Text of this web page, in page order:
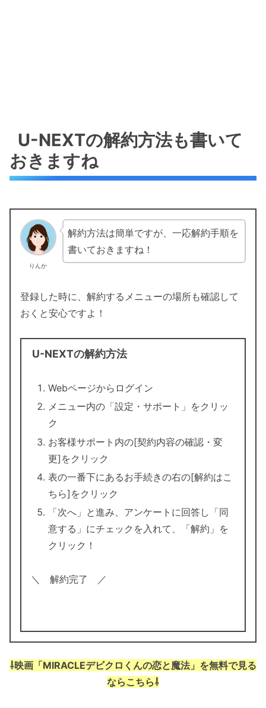
U-NEXTの解約方法も書いて
おきますね
りんか
解約方法は簡単ですが、一応解約手順を
書いておきますね！
登録した時に、解約するメニューの場所も確認して
おくと安心ですよ！
U-NEXTの解約方法
Webページからログイン
メニュー内の「設定・サポート」をクリッ
ク
お客様サポート内の[契約内容の確認・変
更]をクリック
表の一番下にあるお手続きの右の[解約はこ
ちら]をクリック
「次へ」と進み、アンケートに回答し「同
意する」にチェックを入れて、「解約」を
クリック！
＼ 解約完了 ／
⇩映画「MIRACLEデビクロくんの恋と魔法」を無料で見る
ならこちら⇩